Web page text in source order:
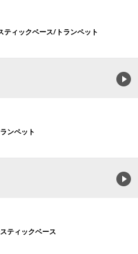
ィックベース/トランペット
ンペット
ティックベース